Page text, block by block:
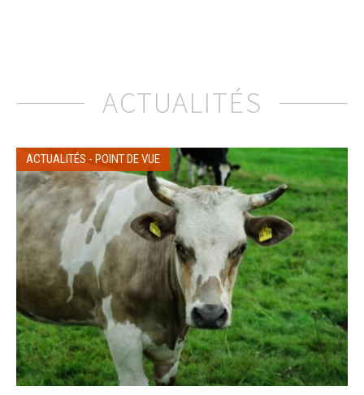
ACTUALITÉS
ACTUALITÉS - POINT DE VUE